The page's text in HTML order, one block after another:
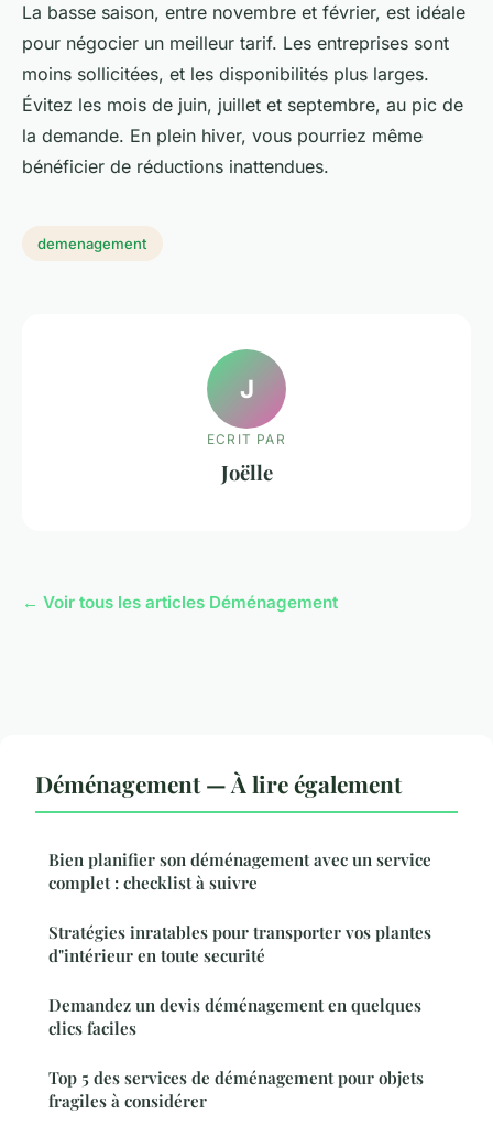
La basse saison, entre novembre et février, est idéale
pour négocier un meilleur tarif. Les entreprises sont
moins sollicitées, et les disponibilités plus larges.
Évitez les mois de juin, juillet et septembre, au pic de
la demande. En plein hiver, vous pourriez même
bénéficier de réductions inattendues.
demenagement
J
ECRIT PAR
Joëlle
← Voir tous les articles Déménagement
Déménagement — À lire également
Bien planifier son déménagement avec un service
complet : checklist à suivre
Stratégies inratables pour transporter vos plantes
d"intérieur en toute securité
Demandez un devis déménagement en quelques
clics faciles
Top 5 des services de déménagement pour objets
fragiles à considérer